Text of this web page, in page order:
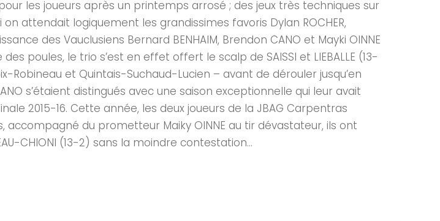
les joueurs après un printemps arrosé ; des jeux très techniques sur
attendait logiquement les grandissimes favoris Dylan ROCHER,
des Vauclusiens Bernard BENHAIM, Brendon CANO et Mayki OINNE
poules, le trio s’est en effet offert le scalp de SAISSI et LIEBALLE (13-
et Quintais-Suchaud-Lucien – avant de dérouler jusqu’en
s’étaient distingués avec une saison exceptionnelle qui leur avait
2015-16. Cette année, les deux joueurs de la JBAG Carpentras
accompagné du prometteur Maiky OINNE au tir dévastateur, ils ont
CHIONI (13-2) sans la moindre contestation...